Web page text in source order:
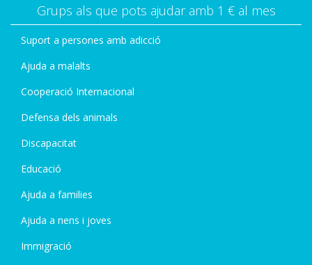
Grups als que pots ajudar amb 1 € al mes
Suport a persones amb adicció
Ajuda a malalts
Cooperació Internacional
Defensa dels animals
Discapacitat
Educació
Ajuda a families
Ajuda a nens i joves
Immigració